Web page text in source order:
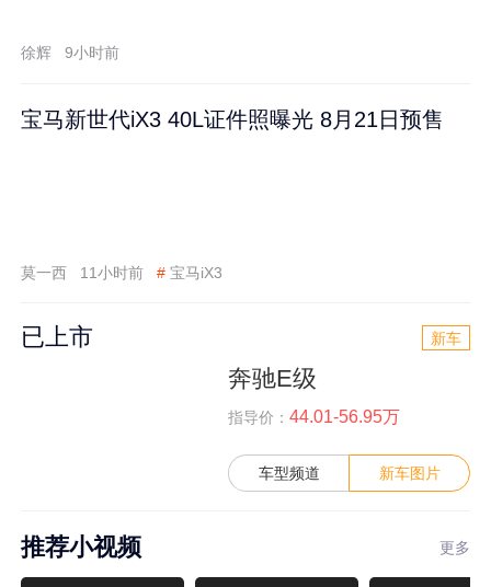
徐辉 9小时前
宝马新世代iX3 40L证件照曝光 8月21日预售
莫一西 11小时前 # 宝马iX3
已上市 新车
奔驰E级
指导价： 44.01-56.95万
车型频道 新车图片
推荐小视频 更多